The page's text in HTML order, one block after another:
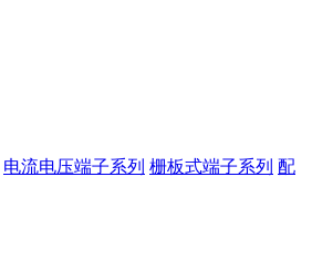
电流电压端子系列 栅板式端子系列 配